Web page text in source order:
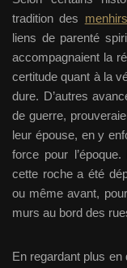
tradition des
liens de parenté
accompagnaient la
certitude quant à la
dure. D’autres
de guerre,
leur épouse, en y
force pour
cette roche a été
ou même avant,
murs au bord des
En regardant plus